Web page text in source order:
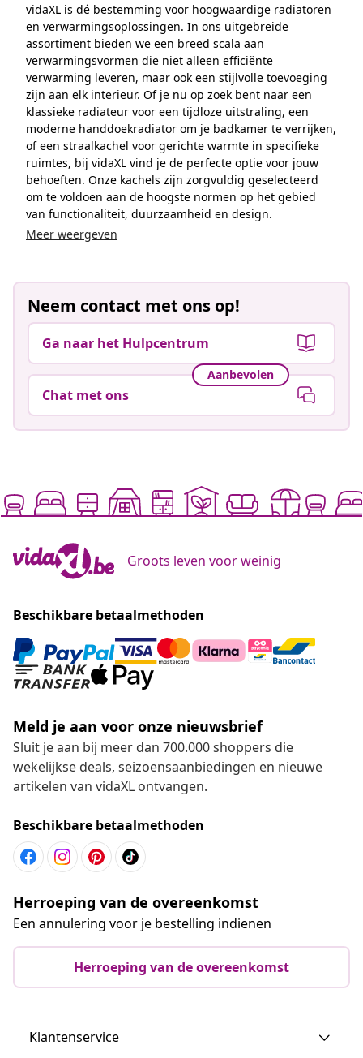
vidaXL is dé bestemming voor hoogwaardige radiatoren
en verwarmingsoplossingen. In ons uitgebreide
assortiment bieden we een breed scala aan
verwarmingsvormen die niet alleen efficiënte
verwarming leveren, maar ook een stijlvolle toevoeging
zijn aan elk interieur. Of je nu op zoek bent naar een
klassieke radiateur voor een tijdloze uitstraling, een
moderne handdoekradiator om je badkamer te verrijken,
of een straalkachel voor gerichte warmte in specifieke
ruimtes, bij vidaXL vind je de perfecte optie voor jouw
behoeften. Onze kachels zijn zorgvuldig geselecteerd
om te voldoen aan de hoogste normen op het gebied
van functionaliteit, duurzaamheid en design.
Meer weergeven
Neem contact met ons op!
Ga naar het Hulpcentrum
Aanbevolen
Chat met ons
Groots leven voor weinig
Beschikbare betaalmethoden
Meld je aan voor onze nieuwsbrief
Sluit je aan bij meer dan 700.000 shoppers die
wekelijkse deals, seizoensaanbiedingen en nieuwe
artikelen van vidaXL ontvangen.
Beschikbare betaalmethoden
Herroeping van de overeenkomst
Een annulering voor je bestelling indienen
Herroeping van de overeenkomst
Klantenservice